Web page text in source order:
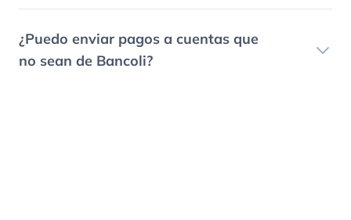
¿Puedo enviar pagos a cuentas que
no sean de Bancoli?